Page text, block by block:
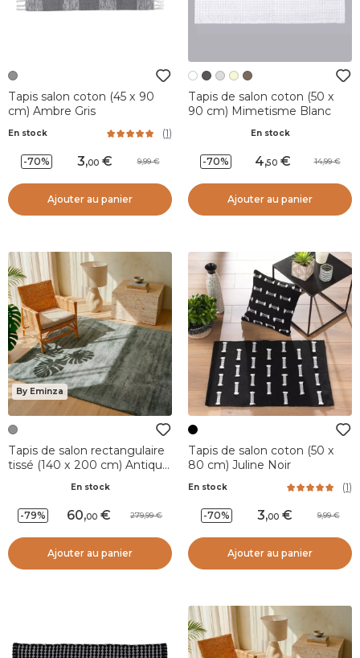
Tapis salon coton (45 x 90
cm) Ambre Gris
En stock (1)
-70% 3,00 9,99
Ajouter au panier
Tapis de salon coton (50 x
90 cm) Mimetisme Blanc
En stock
-70% 4,50 14,99
Ajouter au panier
By Eminza
Tapis de salon rectangulaire
tissé (140 x 200 cm) Antique
En stock
-79% 60,00 279,99
Ajouter au panier
Tapis de salon coton (50 x
80 cm) Juline Noir
En stock (1)
-70% 3,00 9,99
Ajouter au panier